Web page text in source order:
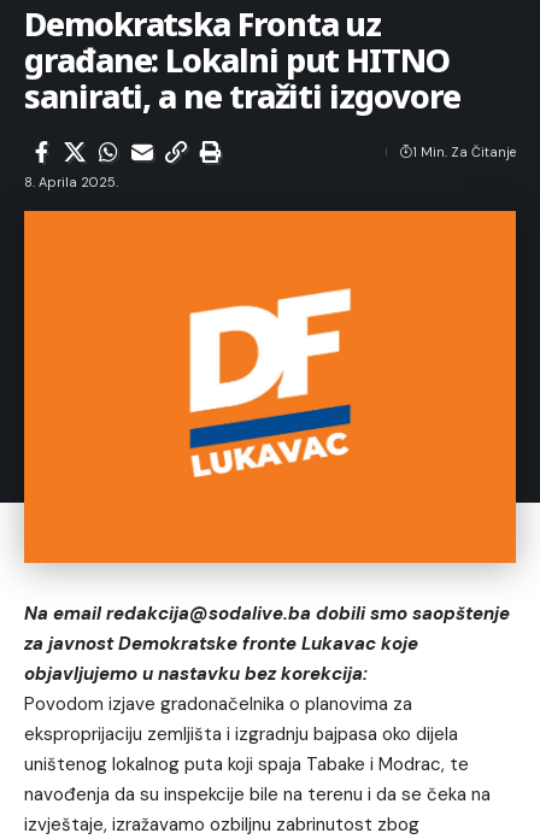
Demokratska Fronta uz
građane: Lokalni put HITNO
sanirati, a ne tražiti izgovore
8. Aprila 2025.
1 Min. Za Čitanje
Na email redakcija@sodalive.ba dobili smo saopštenje
za javnost Demokratske fronte Lukavac koje
objavljujemo u nastavku bez korekcija:
Povodom izjave gradonačelnika o planovima za
eksproprijaciju zemljišta i izgradnju bajpasa oko dijela
uništenog lokalnog puta koji spaja Tabake i Modrac, te
navođenja da su inspekcije bile na terenu i da se čeka na
izvještaje, izražavamo ozbiljnu zabrinutost zbog